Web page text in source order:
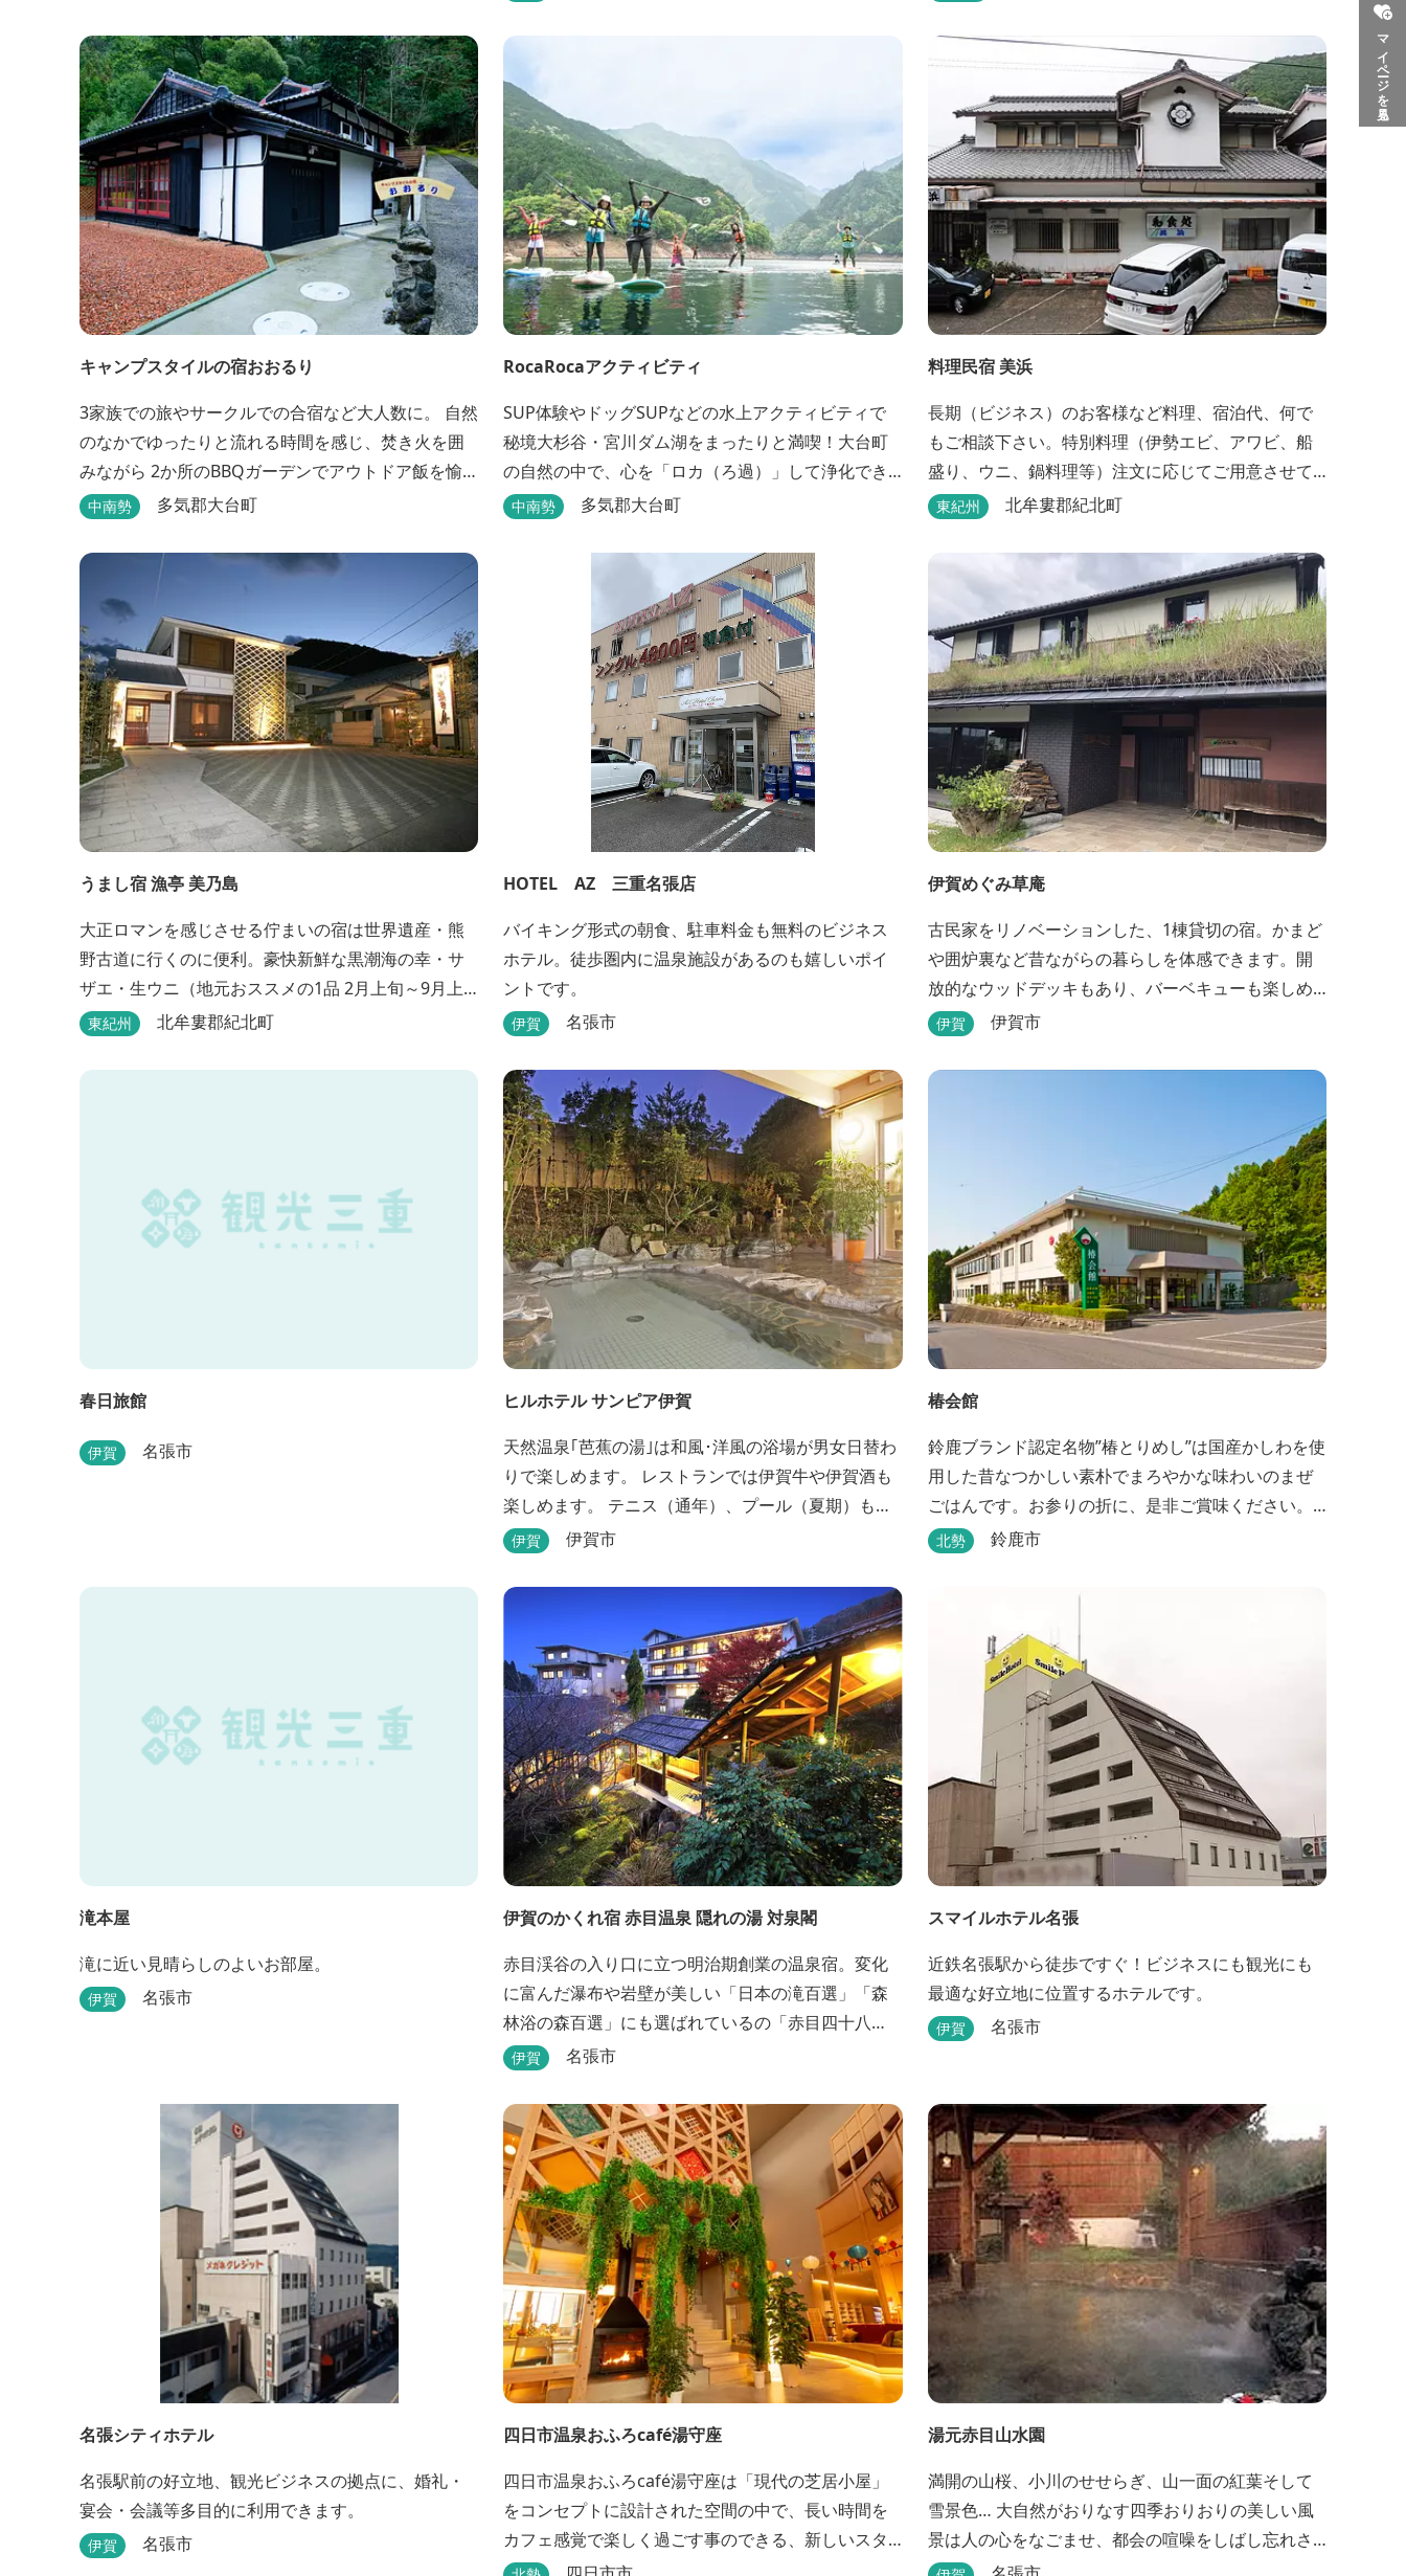
マイページを見る
キャンプスタイルの宿おおるり
3家族での旅やサークルでの合宿など大人数に。 自然
のなかでゆったりと流れる時間を感じ、焚き火を囲
みながら 2か所のBBQガーデンでアウトドア飯を愉
しめる宿です。 SUPフィールドから徒歩1分。絶景に
中南勢 多気郡大台町
RocaRocaアクティビティ
SUP体験やドッグSUPなどの水上アクティビティで
秘境大杉谷・宮川ダム湖をまったりと満喫！大台町
の自然の中で、心を「ロカ（ろ過）」して浄化でき
るアクティビティを。宿泊は、RocaRocaが運営する
中南勢 多気郡大台町
料理民宿 美浜
長期（ビジネス）のお客様など料理、宿泊代、何で
もご相談下さい。特別料理（伊勢エビ、アワビ、船
盛り、ウニ、鍋料理等）注文に応じてご用意させて
頂きます。
東紀州 北牟婁郡紀北町
うまし宿 漁亭 美乃島
大正ロマンを感じさせる佇まいの宿は世界遺産・熊
野古道に行くのに便利。豪快新鮮な黒潮海の幸・サ
ザエ・生ウニ（地元おススメの1品 2月上旬～9月上
旬）などの料理が堪能できます。
東紀州 北牟婁郡紀北町
HOTEL AZ 三重名張店
バイキング形式の朝食、駐車料金も無料のビジネス
ホテル。徒歩圏内に温泉施設があるのも嬉しいポイ
ントです。
伊賀 名張市
伊賀めぐみ草庵
古民家をリノベーションした、1棟貸切の宿。かまど
や囲炉裏など昔ながらの暮らしを体感できます。開
放的なウッドデッキもあり、バーベキューも楽しめ
ます。
伊賀 伊賀市
春日旅館
伊賀 名張市
ヒルホテル サンピア伊賀
天然温泉｢芭蕉の湯｣は和風･洋風の浴場が男女日替わ
りで楽しめます。 レストランでは伊賀牛や伊賀酒も
楽しめます。 テニス（通年）、プール（夏期）もあ
ります。 伊賀流手裏剣道場、忍者変身処を常設して
http://www.hh-sunpia-iga.co.jp ※日替わりランチ、
日替わり薬湯などがタイムリーにチェックできま
す。
伊賀 伊賀市
椿会館
鈴鹿ブランド認定名物”椿とりめし”は国産かしわを使
用した昔なつかしい素朴でまろやかな味わいのまぜ
ごはんです。お参りの折に、是非ご賞味ください。
お土産・婚礼・研修・宿泊・ご宴会もご案内してお
北勢 鈴鹿市
滝本屋
滝に近い見晴らしのよいお部屋。
伊賀 名張市
伊賀のかくれ宿 赤目温泉 隠れの湯 対泉閣
赤目渓谷の入り口に立つ明治期創業の温泉宿。変化
に富んだ瀑布や岩壁が美しい「日本の滝百選」「森
林浴の森百選」にも選ばれているの「赤目四十八
滝」や、忍者体験ができる「忍者の森」へ徒歩５分
湧くアルカリ性単純温泉はしっとり滑らかな肌触り
で美肌効果も期待できます。地元のスギ材を用いた
大浴場は、泡風呂を備えた「上忍の湯」、打たせ湯
を備えた「くのいちの...
伊賀 名張市
スマイルホテル名張
近鉄名張駅から徒歩ですぐ！ビジネスにも観光にも
最適な好立地に位置するホテルです。
伊賀 名張市
名張シティホテル
名張駅前の好立地、観光ビジネスの拠点に、婚礼・
宴会・会議等多目的に利用できます。
伊賀 名張市
四日市温泉おふろcafé湯守座
四日市温泉おふろcafé湯守座は「現代の芝居小屋」
をコンセプトに設計された空間の中で、長い時間を
カフェ感覚で楽しく過ごす事のできる、新しいスタ
イルのサービスを提供する温浴施設です。 挽きたて
湯元赤目山水園
満開の山桜、小川のせせらぎ、山一面の紅葉そして
雪景色… 大自然がおりなす四季おりおりの美しい風
景は人の心をなごませ、都会の喧噪をしばし忘れさ
せてくれます。 そんな恵まれた環境の中にある、純